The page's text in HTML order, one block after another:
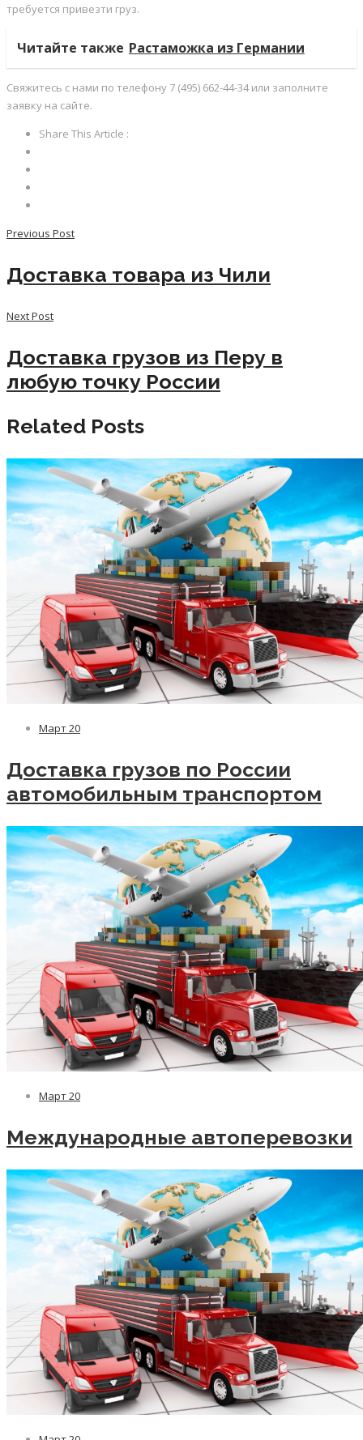
требуется привезти груз.
Читайте также Растаможка из Германии
Свяжитесь с нами по телефону 7 (495) 662-44-34 или заполните
заявку на сайте.
Share This Article :
Previous Post
Доставка товара из Чили
Next Post
Доставка грузов из Перу в
любую точку России
Related Posts
Март20
Доставка грузов по России
автомобильным транспортом
Март20
Международные автоперевозки